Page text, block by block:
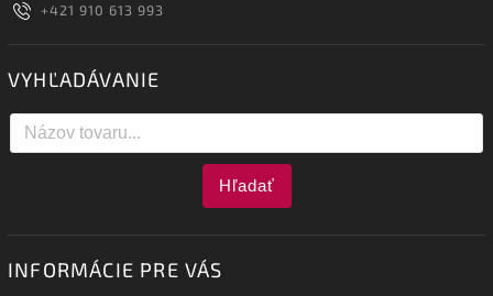
+421 910 613 993
VYHĽADÁVANIE
Hľadať
INFORMÁCIE PRE VÁS